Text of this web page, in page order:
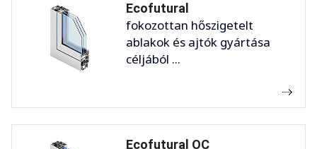
Ecofutural
fokozottan hőszigetelt
ablakok és ajtók gyártása
céljából ...
Ecofutural OC